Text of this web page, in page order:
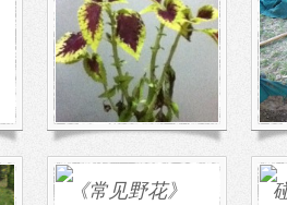
去崇文门新世界逛街，
遇到他们在办“小树苗
节”，购物满288元就送
盆栽一株。 到兑换处一
看，有两个大架子，上
面放 […]
《常见野花》